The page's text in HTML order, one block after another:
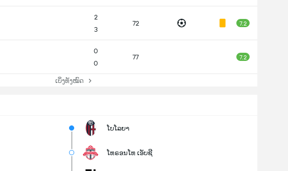
2
3
72 7.2
0
0
77 7.2
ເບິ່ງທັງໝົດ
ໂບໂລຍາ
ໂທຣອນໂທ ເອັບຊີ